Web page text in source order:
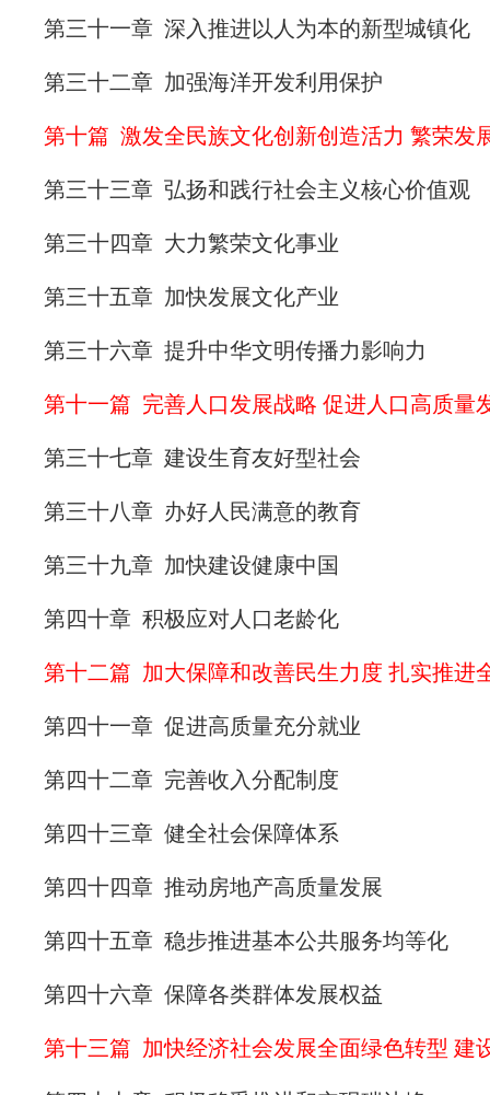
第三十一章 深入推进以人为本的新型城镇化
第三十二章 加强海洋开发利用保护
第十篇 激发全民族文化创新创造活力 繁荣发
第三十三章 弘扬和践行社会主义核心价值观
第三十四章 大力繁荣文化事业
第三十五章 加快发展文化产业
第三十六章 提升中华文明传播力影响力
第十一篇 完善人口发展战略 促进人口高质量
第三十七章 建设生育友好型社会
第三十八章 办好人民满意的教育
第三十九章 加快建设健康中国
第四十章 积极应对人口老龄化
第十二篇 加大保障和改善民生力度 扎实推进
第四十一章 促进高质量充分就业
第四十二章 完善收入分配制度
第四十三章 健全社会保障体系
第四十四章 推动房地产高质量发展
第四十五章 稳步推进基本公共服务均等化
第四十六章 保障各类群体发展权益
第十三篇 加快经济社会发展全面绿色转型 建